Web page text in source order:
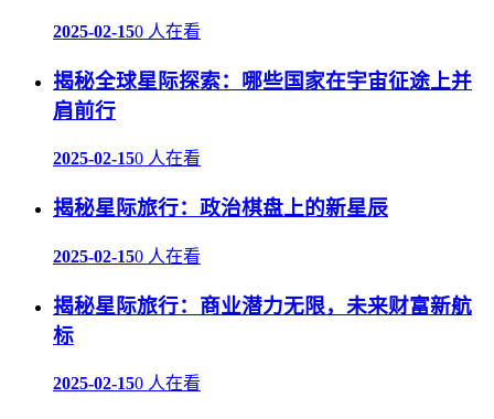
2025-02-150 人在看
揭秘全球星际探索：哪些国家在宇宙征途上并
肩前行
2025-02-150 人在看
揭秘星际旅行：政治棋盘上的新星辰
2025-02-150 人在看
揭秘星际旅行：商业潜力无限，未来财富新航
标
2025-02-150 人在看